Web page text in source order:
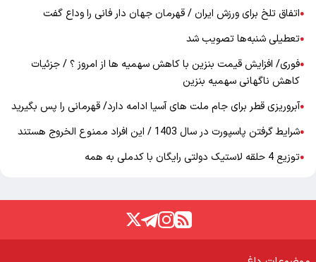
●اتفاق تلخ برای ورزش ایران / قهرمان جهان دار فانی را وداع گفت
●تعطیلی شنبه‌ها تصویب شد
●فوری/ افزایش قیمت بنزین با کاهش سهمیه ها از امروز ؟ / جزئیات
کاهش ناگهانی سهمیه بنزین
●آبروریزی قطر برای جام ملت های آسیا ادامه دارد/ قهرمانی را پس بگیرید
●شرایط گرفتن پاسپورت در سال 1403 / این افراد ممنوع الخروج هستند
●توزیع 4 حلقه لاستیک دولتی رایگان با کدملی به همه